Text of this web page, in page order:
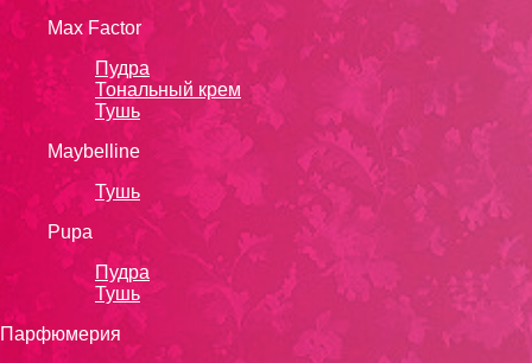
Max Factor
Пудра
Тональный крем
Тушь
Maybelline
Тушь
Pupa
Пудра
Тушь
Парфюмерия